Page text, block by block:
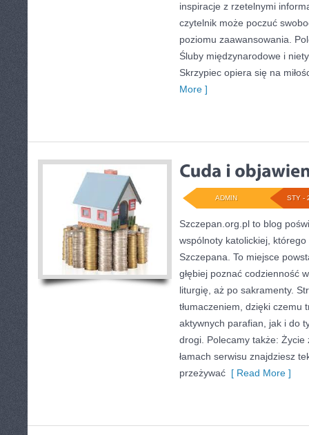
inspiracje z rzetelnymi
czytelnik może poczuć
poziomu zaawansowania.
Śluby międzynarodowe i
Skrzypiec opiera się na
More ]
STY -
ADMIN
Szczepan.org.pl to blog
wspólnoty katolickiej,
Szczepana. To miejsce
głębiej poznać codzienność
liturgię, aż po sakramenty.
tłumaczeniem, dzięki czemu
aktywnych parafian, jak i do
drogi. Polecamy także: Życie
łamach serwisu znajdziesz
przeżywać [ Read More ]